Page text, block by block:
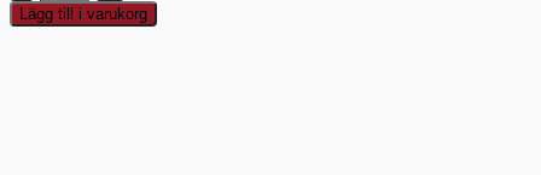
Äggsked
6
Lägg till i varukorg